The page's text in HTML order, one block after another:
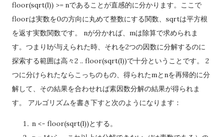
floor(sqrt(l)) >= nであることが直感的に分かります。ここで
floorは実数を0の方向に丸めて整数にする関数、sqrtは平方根
を返す実数関数です。 nが分かれば、mは除算で求められま
す。つまりlが与えられた時、それを2つの因数に分解するのに
探索する範囲は高々2 .. floor(sqrt(l))で十分ということです。 2
つに分けられたならこっちのもの、得られたmとnを再帰的に分
解して、その結果を合わせれば素因数分解の結果が得られま
す。 アルゴリズムを書き下すと次のようになります：
n <- floor(sqrt(l))とする。